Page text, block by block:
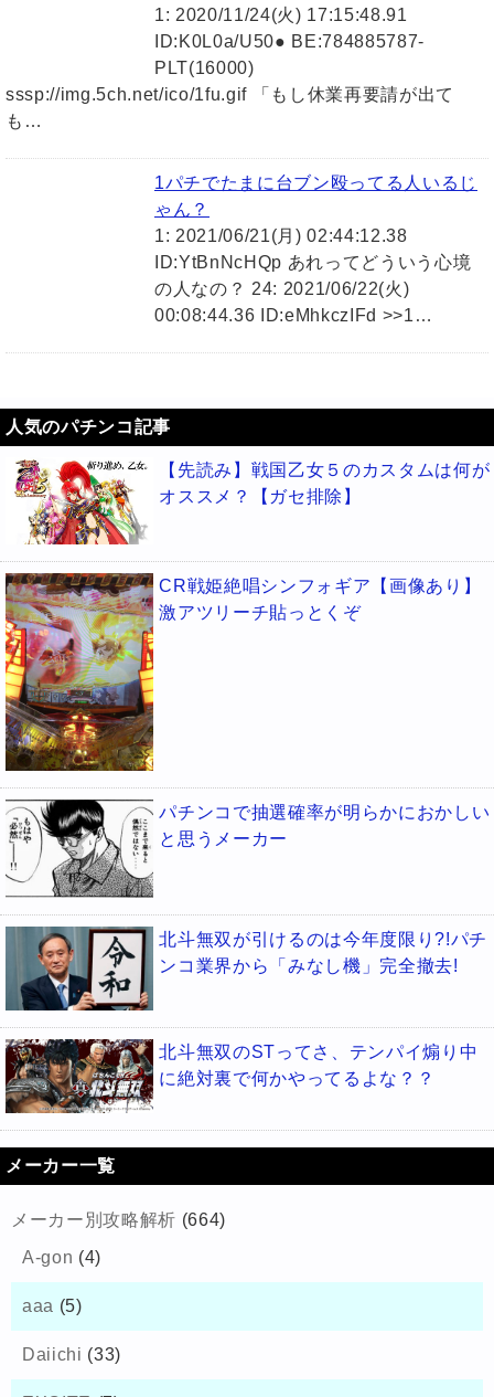
1: 2020/11/24(火) 17:15:48.91
ID:K0L0a/U50● BE:784885787-
PLT(16000)
sssp://img.5ch.net/ico/1fu.gif 「もし休業再要請が出て
も…
1パチでたまに台ブン殴ってる人いるじ
ゃん？
1: 2021/06/21(月) 02:44:12.38
ID:YtBnNcHQp あれってどういう心境
の人なの？ 24: 2021/06/22(火)
00:08:44.36 ID:eMhkczIFd >>1…
人気のパチンコ記事
【先読み】戦国乙女５のカスタムは何が
オススメ？【ガセ排除】
CR戦姫絶唱シンフォギア【画像あり】
激アツリーチ貼っとくぞ
パチンコで抽選確率が明らかにおかしい
と思うメーカー
北斗無双が引けるのは今年度限り?!パチ
ンコ業界から「みなし機」完全撤去!
北斗無双のSTってさ、テンパイ煽り中
に絶対裏で何かやってるよな？？
メーカー一覧
メーカー別攻略解析 (664)
A-gon (4)
aaa (5)
Daiichi (33)